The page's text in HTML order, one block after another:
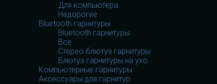
Для компьютера
Недорогие
Bluetooth гарнитуры
Bluetooth гарнитуры
Все
Стерео блютуз гарнитуры
Блютуз гарнитуры на ухо
Компьютерные гарнитуры
Аксессуары для гарнитур